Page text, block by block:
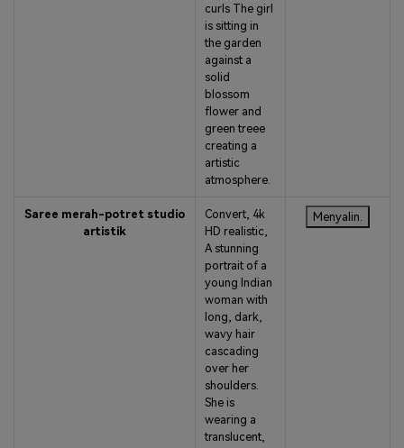
curls The girl
is sitting in
the garden
against a
solid
blossom
flower and
green treee
creating a
artistic
atmosphere.
Saree merah-potret studio
artistik
Convert, 4k
HD realistic,
A stunning
portrait of a
young Indian
woman with
long, dark,
wavy hair
cascading
over her
shoulders.
She is
wearing a
translucent,
Menyalin.